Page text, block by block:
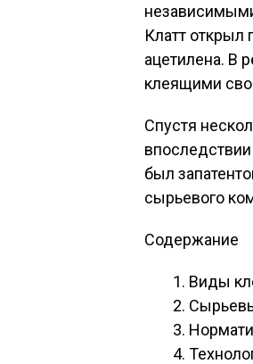
Клатт открыл
ацетилена. В
клеящими
Спустя
был
сырьевого
Содержание
Виды